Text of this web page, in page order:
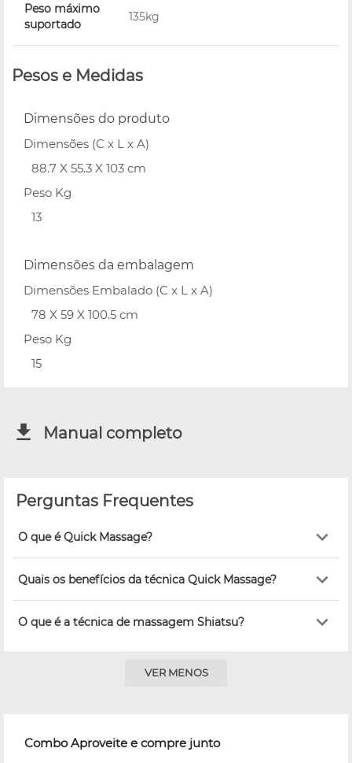
Peso máximo
suportado
135kg
Pesos e Medidas
Dimensões do produto
Dimensões (C x L x A)
88.7 X 55.3 X 103 cm
Peso Kg
13
Dimensões da embalagem
Dimensões Embalado (C x L x A)
78 X 59 X 100.5 cm
Peso Kg
15
Manual completo
Perguntas Frequentes
O que é Quick Massage?
Quais os benefícios da técnica Quick Massage?
O que é a técnica de massagem Shiatsu?
VER MENOS
Combo Aproveite e compre junto